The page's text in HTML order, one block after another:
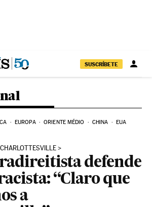
SUSCRÍBETE
EUROPA ORIENTE MÉDIO CHINA EUA
defende
“Claro que
a